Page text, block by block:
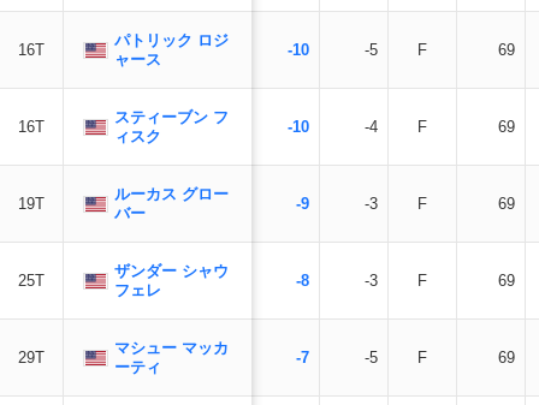
16T
パトリック ロジ
ャース
16T
スティーブン フ
ィスク
19T
ルーカス グロー
バー
25T
ザンダー シャウ
フェレ
29T
マシュー マッカ
ーティ
-10 -5 F 69
-10 -4 F 69
-9 -3 F 69
-8 -3 F 69
-7 -5 F 69